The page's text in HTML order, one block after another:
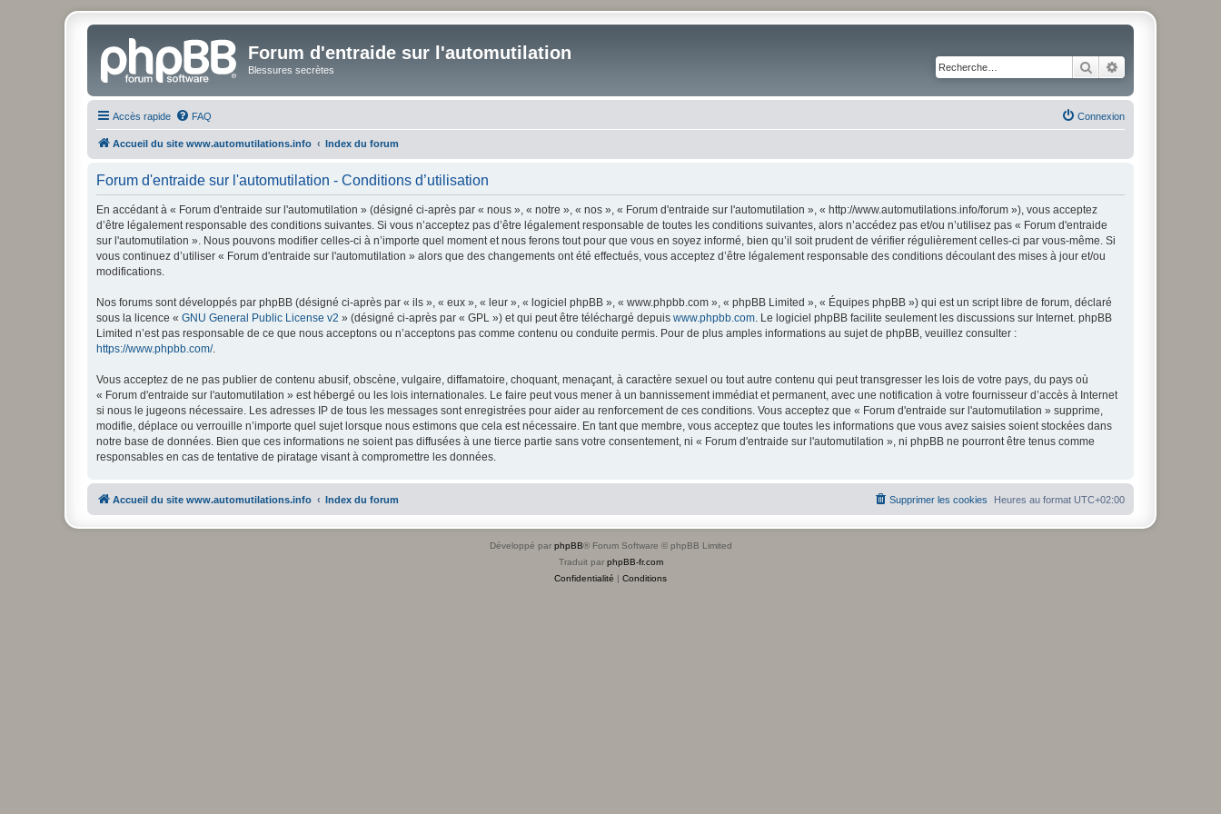
Forum d'entraide sur l'automutilation
Blessures secrètes Rechercher
Accès rapide FAQ Connexion
Accueil du site www.automutilations.info Index du forum
Forum d'entraide sur l'automutilation - Conditions d’utilisation
En accédant à « Forum d'entraide sur l'automutilation » (désigné ci-après par « nous », « notre », « nos », « Forum d'entraide sur l'automutilation », « http://www.automutilations.info/forum »), vous acceptez
d’être légalement responsable des conditions suivantes. Si vous n’acceptez pas d’être légalement responsable de toutes les conditions suivantes, alors n’accédez pas et/ou n’utilisez pas « Forum d'entraide
sur l'automutilation ». Nous pouvons modifier celles-ci à n’importe quel moment et nous ferons tout pour que vous en soyez informé, bien qu’il soit prudent de vérifier régulièrement celles-ci par vous-même. Si
vous continuez d’utiliser « Forum d'entraide sur l'automutilation » alors que des changements ont été effectués, vous acceptez d’être légalement responsable des conditions découlant des mises à jour et/ou
modifications.
Nos forums sont développés par phpBB (désigné ci-après par « ils », « eux », « leur », « logiciel phpBB », « www.phpbb.com », « phpBB Limited », « Équipes phpBB ») qui est un script libre de forum, déclaré
sous la licence « GNU General Public License v2 » (désigné ci-après par « GPL ») et qui peut être téléchargé depuis www.phpbb.com . Le logiciel phpBB facilite seulement les discussions sur Internet. phpBB
Limited n’est pas responsable de ce que nous acceptons ou n’acceptons pas comme contenu ou conduite permis. Pour de plus amples informations au sujet de phpBB, veuillez consulter :
https://www.phpbb.com/.
Vous acceptez de ne pas publier de contenu abusif, obscène, vulgaire, diffamatoire, choquant, menaçant, à caractère sexuel ou tout autre contenu qui peut transgresser les lois de votre pays, du pays où
« Forum d'entraide sur l'automutilation » est hébergé ou les lois internationales. Le faire peut vous mener à un bannissement immédiat et permanent, avec une notification à votre fournisseur d’accès à Internet
si nous le jugeons nécessaire. Les adresses IP de tous les messages sont enregistrées pour aider au renforcement de ces conditions. Vous acceptez que « Forum d'entraide sur l'automutilation » supprime,
modifie, déplace ou verrouille n’importe quel sujet lorsque nous estimons que cela est nécessaire. En tant que membre, vous acceptez que toutes les informations que vous avez saisies soient stockées dans
notre base de données. Bien que ces informations ne soient pas diffusées à une tierce partie sans votre consentement, ni « Forum d'entraide sur l'automutilation », ni phpBB ne pourront être tenus comme
responsables en cas de tentative de piratage visant à compromettre les données.
Accueil du site www.automutilations.info Index du forum Heures au format UTC+02:00
Supprimer les cookies
Développé par phpBB® Forum Software © phpBB Limited
Traduit par phpBB-fr.com
Confidentialité | Conditions